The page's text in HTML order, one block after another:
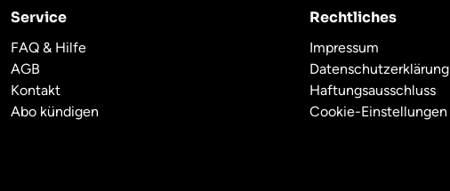
Service
FAQ & Hilfe
AGB
Kontakt
Abo kündigen
Rechtliches
Impressum
Datenschutzerklärung
Haftungsausschluss
Cookie-Einstellungen